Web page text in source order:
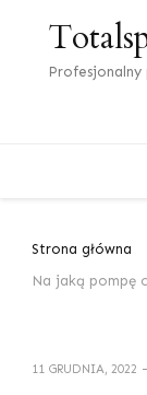
Strona główna
Na jaką pompę
11 GRUDNIA, 2022